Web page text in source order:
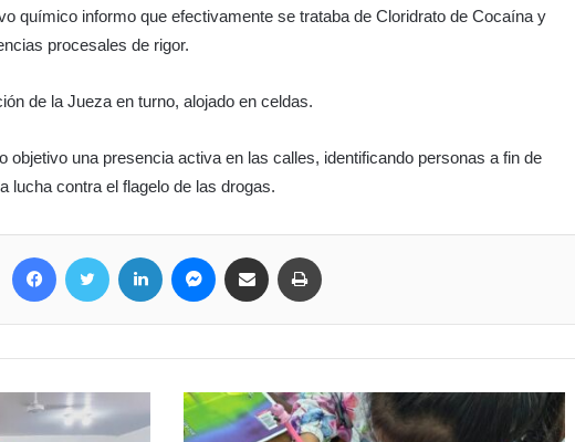
químico informo que efectivamente se trataba de Cloridrato de Cocaína y
procesales de rigor.
de la Jueza en turno, alojado en celdas.
objetivo una presencia activa en las calles, identificando personas a fin de
lucha contra el flagelo de las drogas.